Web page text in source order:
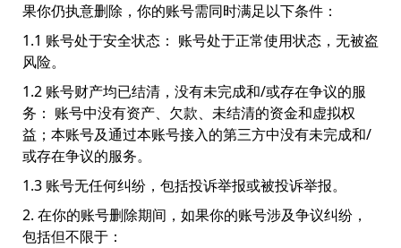
果你仍执意删除，你的账号需同时满足以下条件：
1.1 账号处于安全状态： 账号处于正常使用状态，无被盗
风险。
1.2 账号财产均已结清，没有未完成和/或存在争议的服
务： 账号中没有资产、欠款、未结清的资金和虚拟权
益；本账号及通过本账号接入的第三方中没有未完成和/
或存在争议的服务。
1.3 账号无任何纠纷，包括投诉举报或被投诉举报。
2. 在你的账号删除期间，如果你的账号涉及争议纠纷，
包括但不限于：